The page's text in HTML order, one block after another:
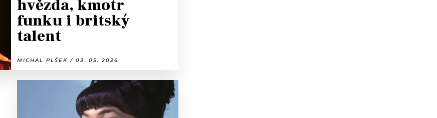
hvězda, kmotr
funku i britský
talent
MICHAL PLŠEK / 03. 05. 2026